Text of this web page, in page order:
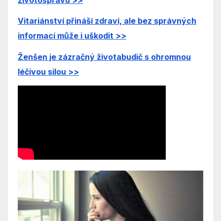
Vitariánství přináší zdraví, ale bez správných
informací může i uškodit >>
Ženšen je zázračný životabudič s ohromnou
léčivou silou >>